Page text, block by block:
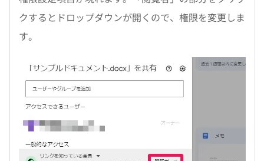
クするとドロップダウンが開くので、権限を変更しま
す。